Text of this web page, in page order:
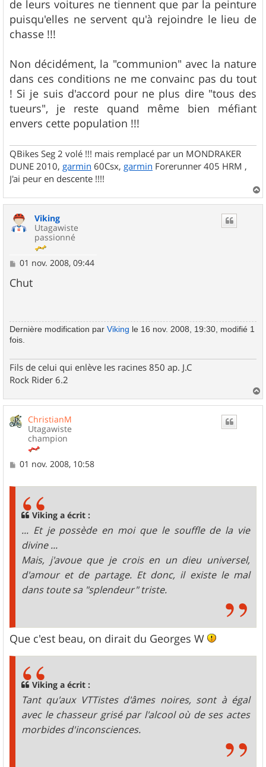
de leurs voitures ne tiennent que par la peinture
puisqu'elles ne servent qu'à rejoindre le lieu de
chasse !!!
Non décidément, la "communion" avec la nature
dans ces conditions ne me convainc pas du tout
! Si je suis d'accord pour ne plus dire "tous des
tueurs", je reste quand même bien méfiant
envers cette population !!!
QBikes Seg 2 volé !!! mais remplacé par un MONDRAKER
DUNE 2010, garmin 60Csx, garmin Forerunner 405 HRM ,
J'ai peur en descente !!!!
a
Viking
Utagawiste
passionné
M
s
s
e
01 nov. 2008, 09:44
Chut
Dernière modification par Viking le 16 nov. 2008, 19:30, modifié 1
fois.
Fils de celui qui enlève les racines 850 ap. J.C
Rock Rider 6.2
a
ChristianM
Utagawiste
champion
M
01 nov. 2008, 10:58
Viking a écrit :
... Et je possède en moi que le souffle de la vie
divine ...
Mais, j'avoue que je crois en un dieu universel,
d'amour et de partage. Et donc, il existe le mal
dans toute sa "splendeur" triste.
Que c'est beau, on dirait du Georges W
Viking a écrit :
Tant qu'aux VTTistes d'âmes noires, sont à égal
avec le chasseur grisé par l'alcool où de ses actes
morbides d'inconsciences.